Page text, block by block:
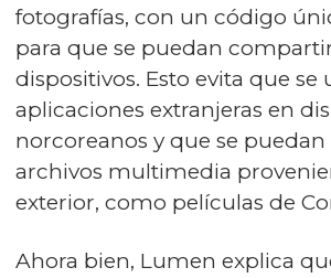
fotografías, con un código
para que se puedan
dispositivos. Esto evita que se
aplicaciones extranjeras en
norcoreanos y que se
archivos multimedia
exterior, como películas de
Ahora bien, Lumen explica